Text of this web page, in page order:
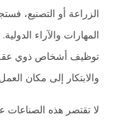
الزراعة أو التصنيع،
المهارات والآراء
توظيف أشخاص ذوي
والابتكار إلى مكان
لا تقتصر هذه